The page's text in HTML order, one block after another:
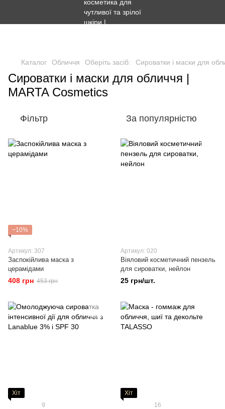
Каталог Обличчя Оберіть засіб: Сироватки і маски для
Сироватки і маски для обличчя |
MARTA Cosmetics
Фільтр За популярністю
−10%
Артикул: 307
Заспокійлива маска з
церамідами
408 грн 453 грн
Артикул: 020
Віяловий косметичний пензель
для сироватки, нейлон
25 грн/шт.
Хіт
9
Хіт
16